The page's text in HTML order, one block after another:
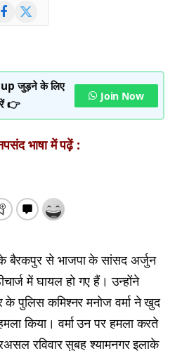
जुड़ने के लिए
👉
Join Now
भाषा में पढ़ें :
बैरकपुर से भाजपा के सांसद अर्जुन
में घायल हो गए हैं। उन्होंने
पुलिस कमिश्नर मनोज वर्मा ने खुद
किया। वर्मा उन पर हमला करते
रविवार सुबह श्यामनगर इलाके